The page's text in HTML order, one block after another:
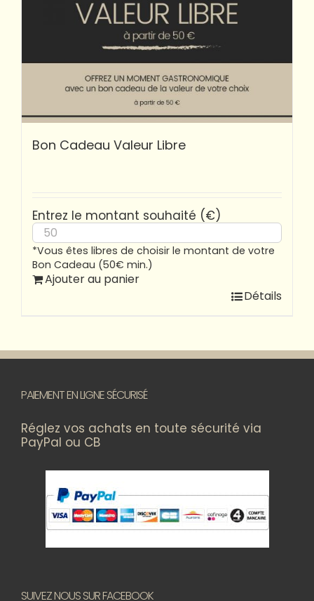
Bon Cadeau Valeur Libre
Entrez le montant souhaité (€)
*Vous êtes libres de choisir le montant de votre
Bon Cadeau (50€ min.)
Ajouter au panier
Détails
PAIEMENT EN LIGNE SÉCURISÉ
Réglez vos achats en toute sécurité via
PayPal ou CB
SUIVEZ NOUS SUR FACEBOOK